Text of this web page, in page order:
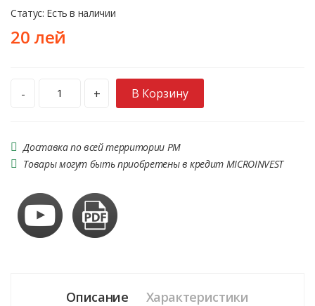
Статус: Есть в наличии
20 лей
- + В Корзину
Доставка по всей территории РМ
Товары могут быть приобретены в кредит MICROINVEST
Описание Характеристики